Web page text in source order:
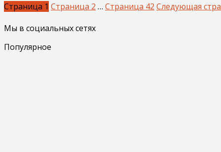
Страница 1 Страница 2 … Страница 42 Следующая
Мы в социальных сетях
Популярное